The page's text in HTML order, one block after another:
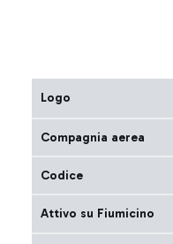
Logo
Compagnia aerea
Codice
Attivo su Fiumicino